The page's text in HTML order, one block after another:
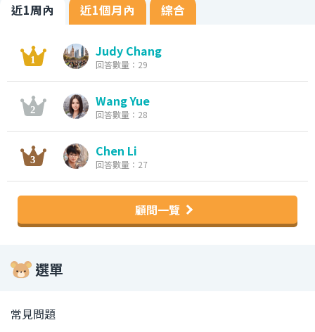
近1周內 近1個月內 綜合
Judy Chang
回答數量：29
Wang Yue
回答數量：28
Chen Li
回答數量：27
顧問一覽
選單
常見問題